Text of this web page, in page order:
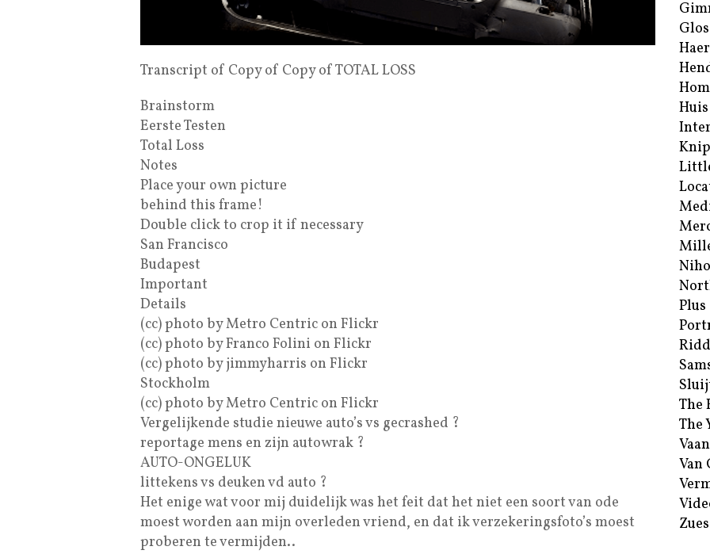
Transcript of Copy of Copy of TOTAL LOSS
Brainstorm
Eerste Testen
Total Loss
Notes
Place your own picture
behind this frame!
Double click to crop it if necessary
San Francisco
Budapest
Important
Details
(cc) photo by Metro Centric on Flickr
(cc) photo by Franco Folini on Flickr
(cc) photo by jimmyharris on Flickr
Stockholm
(cc) photo by Metro Centric on Flickr
Vergelijkende studie nieuwe auto’s vs gecrashed ?
reportage mens en zijn autowrak ?
AUTO-ONGELUK
littekens vs deuken vd auto ?
Het enige wat voor mij duidelijk was het feit dat het niet een soort van ode
moest worden aan mijn overleden vriend, en dat ik verzekeringsfoto’s moest
proberen te vermijden..
Plus
The
The
Van